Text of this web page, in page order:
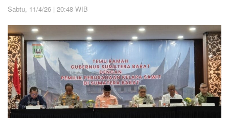
Sabtu, 11/4/26 | 20:48 WIB